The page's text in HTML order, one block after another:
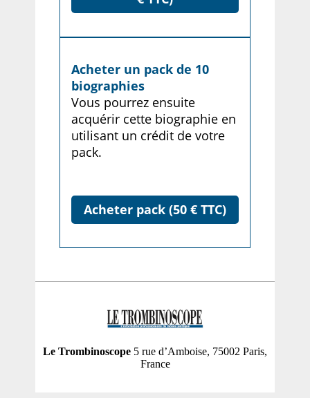
Acheter un pack de 10
biographies
Vous pourrez ensuite
acquérir cette biographie en
utilisant un crédit de votre
pack.
Acheter pack (50 € TTC)
Le Trombinoscope 5 rue d’Amboise, 75002 Paris,
France